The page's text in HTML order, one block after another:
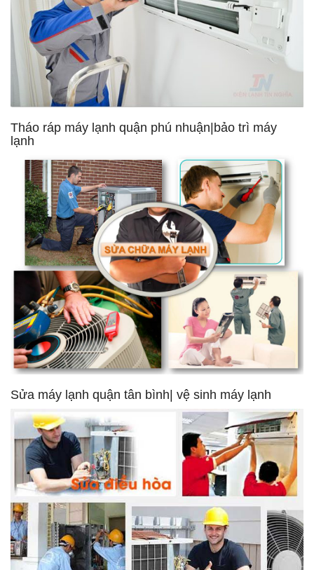
Tháo ráp máy lạnh quận phú nhuận|bảo trì máy
lạnh
Sửa máy lạnh quận tân bình| vệ sinh máy lạnh